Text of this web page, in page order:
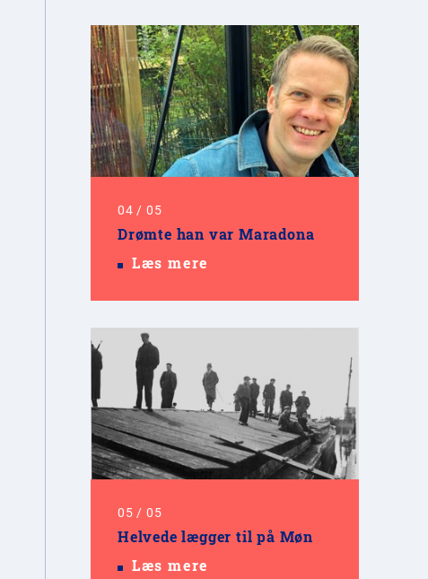
04 / 05
Drømte han var Maradona
Læs mere
05 / 05
Helvede lægger til på Møn
Læs mere